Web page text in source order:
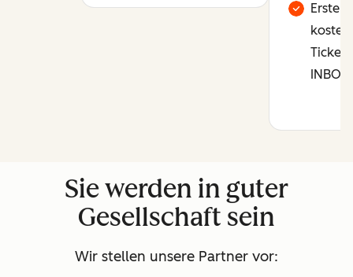
Erster
Sie werden in guter
Gesellschaft sein
Wir stellen unsere Partner vor: